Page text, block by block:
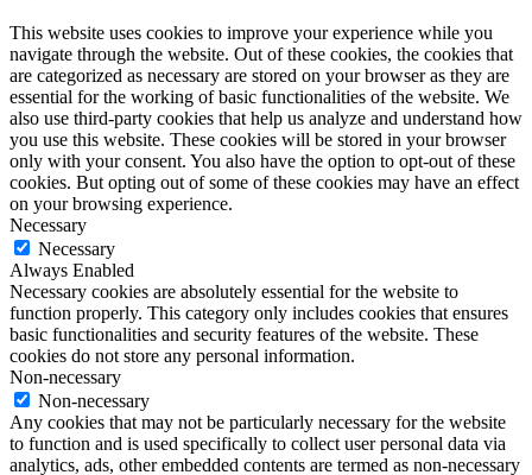
This website uses cookies to improve your experience while you
navigate through the website. Out of these cookies, the cookies that
are categorized as necessary are stored on your browser as they are
essential for the working of basic functionalities of the website. We
also use third-party cookies that help us analyze and understand how
you use this website. These cookies will be stored in your browser
only with your consent. You also have the option to opt-out of these
cookies. But opting out of some of these cookies may have an effect
on your browsing experience.
Necessary
Necessary
Always Enabled
Necessary cookies are absolutely essential for the website to
function properly. This category only includes cookies that ensures
basic functionalities and security features of the website. These
cookies do not store any personal information.
Non-necessary
Non-necessary
Any cookies that may not be particularly necessary for the website
to function and is used specifically to collect user personal data via
analytics, ads, other embedded contents are termed as non-necessary